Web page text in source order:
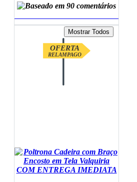
OFERTA
RELAMPAGO